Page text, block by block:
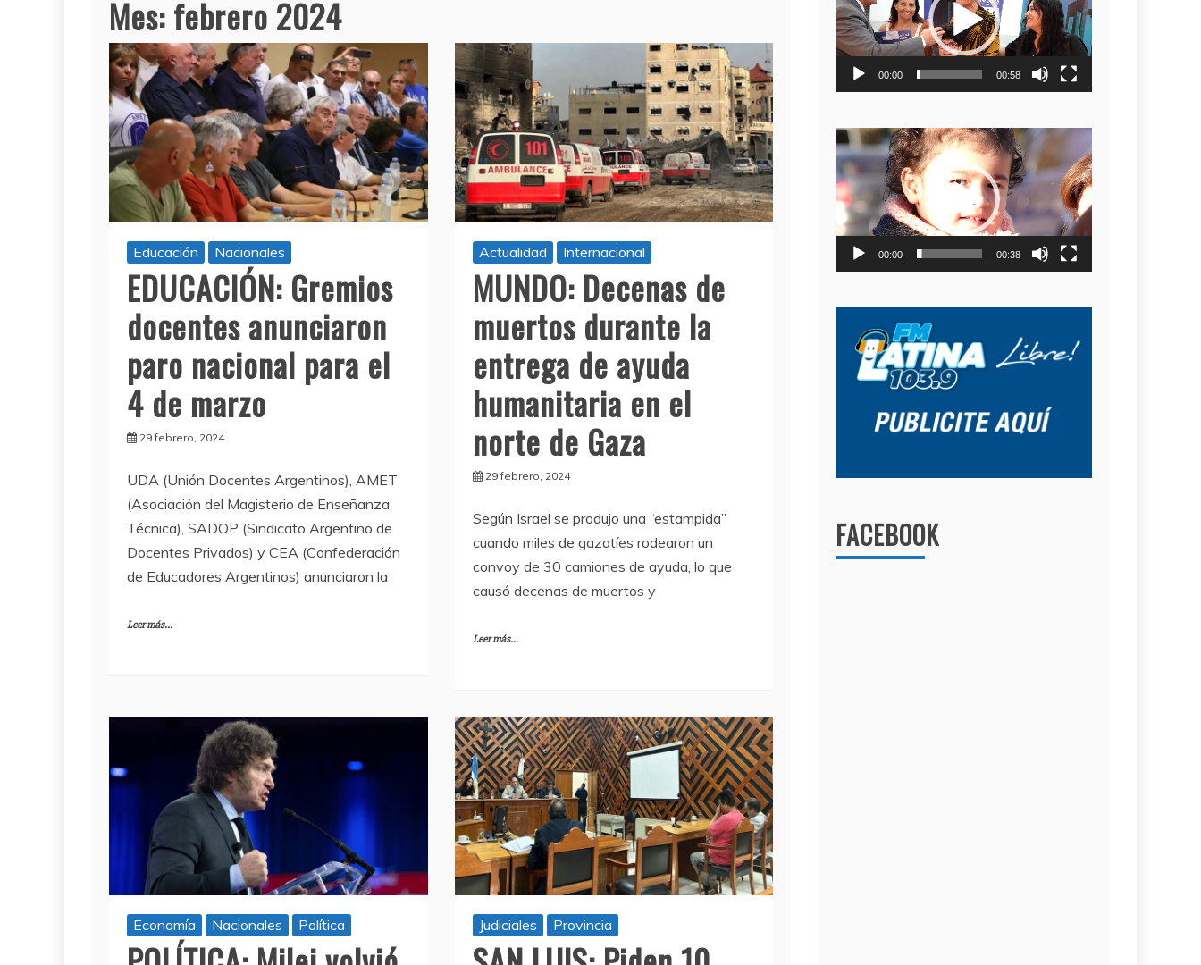
Mes:febrero 2024
Educación Nacionales
EDUCACIÓN: Gremios
docentes anunciaron
paro nacional para el
4 de marzo
29 febrero, 2024
UDA (Unión Docentes Argentinos), AMET
(Asociación del Magisterio de Enseñanza
Técnica), SADOP (Sindicato Argentino de
Docentes Privados) y CEA (Confederación
de Educadores Argentinos) anunciaron la
Leer más...
Actualidad Internacional
MUNDO: Decenas de
muertos durante la
entrega de ayuda
humanitaria en el
norte de Gaza
29 febrero, 2024
Según Israel se produjo una “estampida”
cuando miles de gazatíes rodearon un
convoy de 30 camiones de ayuda, lo que
causó decenas de muertos y
Leer más...
Economía Nacionales Política Judiciales Provincia
video
00:00 00:58
Reproductor
de
video
00:00 00:38
FACEBOOK